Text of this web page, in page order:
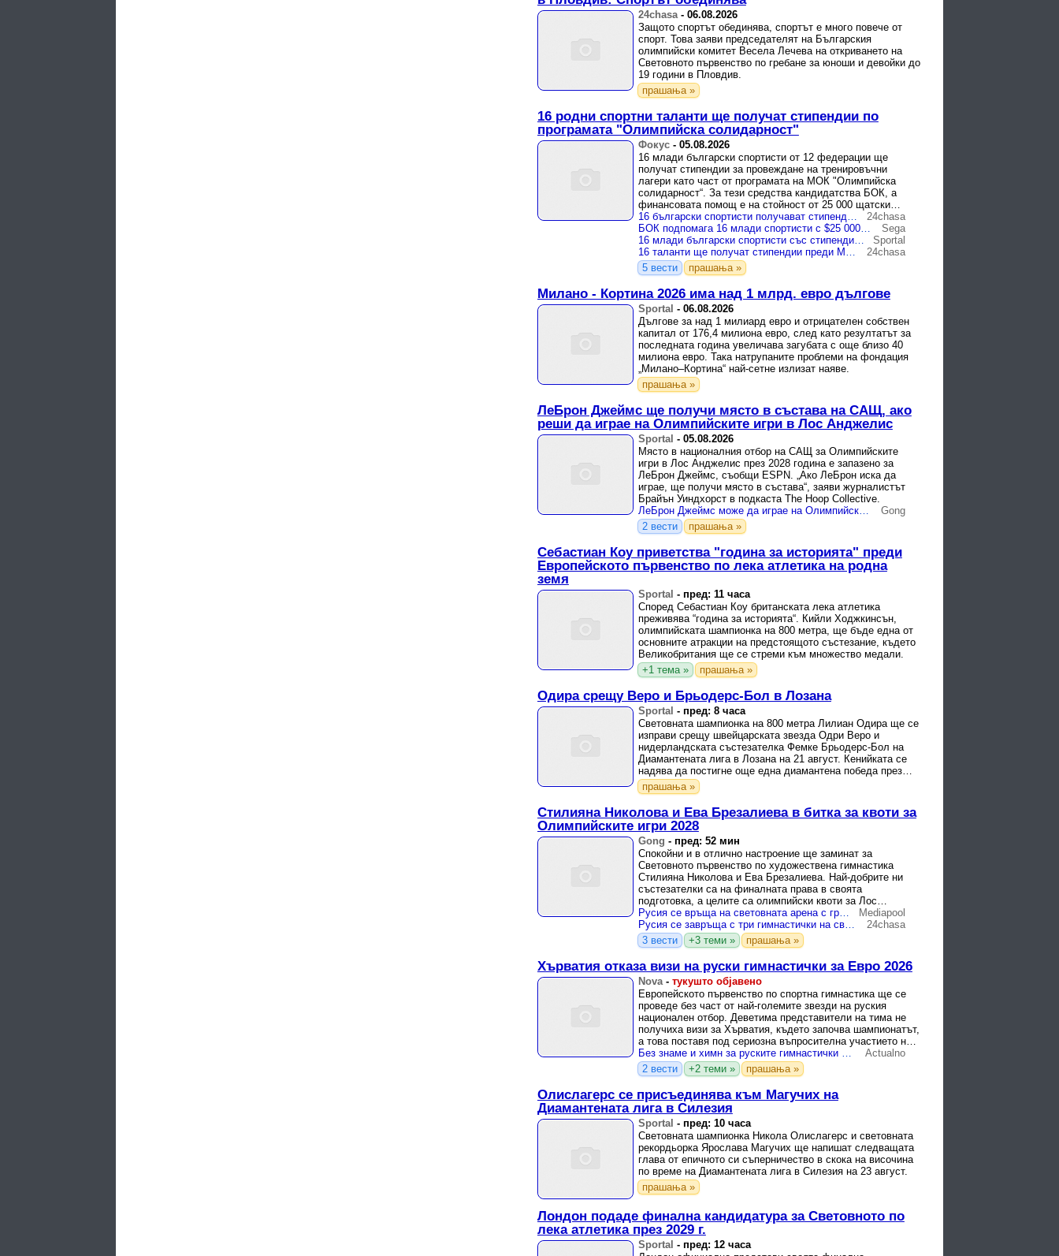
24chasa- 06.08.2026
Защото спортът обединява, спортът е много повече от
спорт. Това заяви председателят на Българския
олимпийски комитет Весела Лечева на откриването на
Световното първенство по гребане за юноши и девойки до
19 години в Пловдив.
прашања »
16 родни спортни таланти ще получат стипендии по
програмата "Олимпийска солидарност"
Фокус- 05.08.2026
16 млади български спортисти от 12 федерации ще
получат стипендии за провеждане на тренировъчни
лагери като част от програмата на МОК "Олимпийска
солидарност“. За тези средства кандидатства БОК, а
финансовата помощ е на стойност от 25 000 щатски
долара, които ще бъдат ...
16 български спортисти получават стипендии за подготовка за Младежката олимпиада в Дакар
24chasa
БОК подпомага 16 млади спортисти с $25 000 за олимпийска солидарност
Sega
16 млади български спортисти със стипендии по програмата Олимпийска солидарност
Sportal
16 таланти ще получат стипендии преди Младежките олимпийски игри Дакар
24chasa
5 вести
прашања »
Милано - Кортина 2026 има над 1 млрд. евро дългове
Sportal - 06.08.2026
Дългове за над 1 милиард евро и отрицателен собствен
капитал от 176,4 милиона евро, след като резултатът за
последната година увеличава загубата с още близо 40
милиона евро. Така натрупаните проблеми на фондация
„Милано–Кортина“ най-сетне излизат наяве.
прашања »
ЛеБрон Джеймс ще получи място в състава на САЩ, ако
реши да играе на Олимпийските игри в Лос Анджелис
Sportal - 05.08.2026
Място в националния отбор на САЩ за Олимпийските
игри в Лос Анджелис през 2028 година е запазено за
ЛеБрон Джеймс, съобщи ESPN. „Ако ЛеБрон иска да
играе, ще получи място в състава“, заяви журналистът
Брайън Уиндхорст в подкаста The Hoop Collective.
ЛеБрон Джеймс може да играе на Олимпийските игри в Лос Анджелис
Gong
2 вести
прашања »
Себастиан Коу приветства "година за историята" преди
Европейското първенство по лека атлетика на родна
земя
Sportal - пред: 11 часа
Според Себастиан Коу британската лека атлетика
преживява “година за историята“. Кийли Ходжкинсън,
олимпийската шампионка на 800 метра, ще бъде една от
основните атракции на предстоящото състезание, където
Великобритания ще се стреми към множество медали.
+1 тема »
прашања »
Одира срещу Веро и Брьодерс-Бол в Лозана
Sportal - пред: 8 часа
Световната шампионка на 800 метра Лилиан Одира ще се
изправи срещу швейцарската звезда Одри Веро и
нидерландската състезателка Фемке Брьодерс-Бол на
Диамантената лига в Лозана на 21 август. Кенийката се
надява да постигне още една диамантена победа през
сезона, след като в ...
прашања »
Стилияна Николова и Ева Брезалиева в битка за квоти за
Олимпийските игри 2028
Gong - пред: 52 мин
Спокойни и в отлично настроение ще заминат за
Световното първенство по художествена гимнастика
Стилияна Николова и Ева Брезалиева. Най-добрите ни
състезателки са на финалната права в своята
подготовка, а целите са олимпийски квоти за Лос
Анджелис 2028.
Русия се връща на световната арена с грациите на Кабаева
Mediapool
Русия се завръща с три гимнастички на световното първенство във Франкфурт
24chasa
3 вести
+3 теми » прашања »
Хърватия отказа визи на руски гимнастички за Евро 2026
Nova- тукушто објавено
Европейското първенство по спортна гимнастика ще се
проведе без част от най-големите звезди на руския
национален отбор. Деветима представители на тима не
получиха визи за Хърватия, където започва шампионатът,
а това поставя под сериозна въпросителна участието на
Русия в битката ...
Без знаме и химн за руските гимнастички на Световното в Германия
Actualno
2 вести
+2 теми » прашања »
Олислагерс се присъединява към Магучих на
Диамантената лига в Силезия
Sportal - пред: 10 часа
Световната шампионка Никола Олислагерс и световната
рекордьорка Ярослава Магучих ще напишат следващата
глава от епичното си съперничество в скока на височина
по време на Диамантената лига в Силезия на 23 август.
прашања »
Лондон подаде финална кандидатура за Световното по
лека атлетика през 2029 г.
Sportal - пред: 12 часа